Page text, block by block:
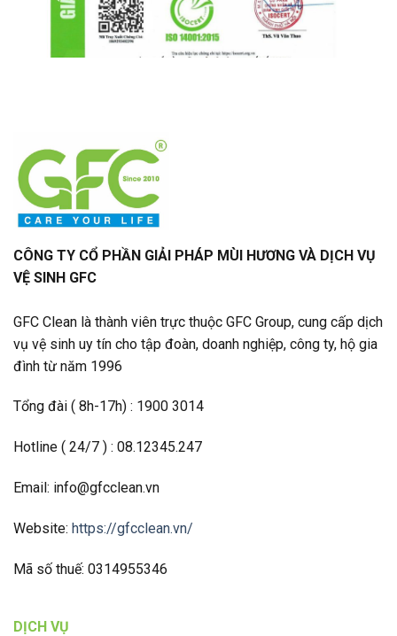
CÔNG TY CỔ PHẦN GIẢI PHÁP MÙI HƯƠNG VÀ DỊCH VỤ
VỆ SINH GFC
GFC Clean là thành viên trực thuộc GFC Group, cung cấp dịch
vụ vệ sinh uy tín cho tập đoàn, doanh nghiệp, công ty, hộ gia
đình từ năm 1996
Tổng đài ( 8h-17h) : 1900 3014
Hotline ( 24/7 ) : 08.12345.247
Email: info@gfcclean.vn
Website: https://gfcclean.vn/
Mã số thuế: 0314955346
DỊCH VỤ